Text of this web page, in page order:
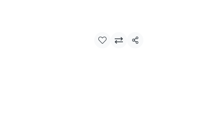
แชร์